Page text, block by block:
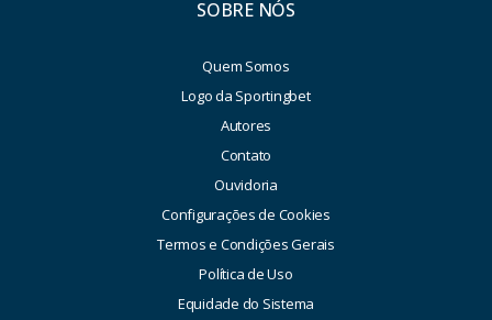
SOBRE NÓS
Quem Somos
Logo da Sportingbet
Autores
Contato
Ouvidoria
Configurações de Cookies
Termos e Condições Gerais
Política de Uso
Equidade do Sistema